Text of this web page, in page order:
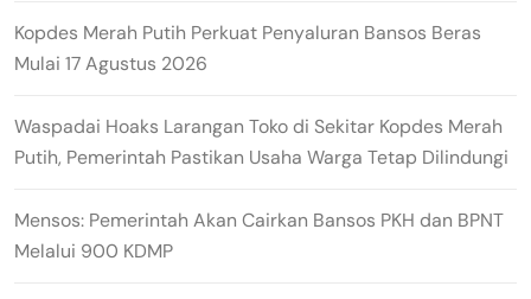
Kopdes Merah Putih Perkuat Penyaluran Bansos Beras
Mulai 17 Agustus 2026
Waspadai Hoaks Larangan Toko di Sekitar Kopdes Merah
Putih, Pemerintah Pastikan Usaha Warga Tetap Dilindungi
Mensos: Pemerintah Akan Cairkan Bansos PKH dan BPNT
Melalui 900 KDMP